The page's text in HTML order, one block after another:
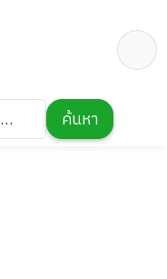
ค้นหา